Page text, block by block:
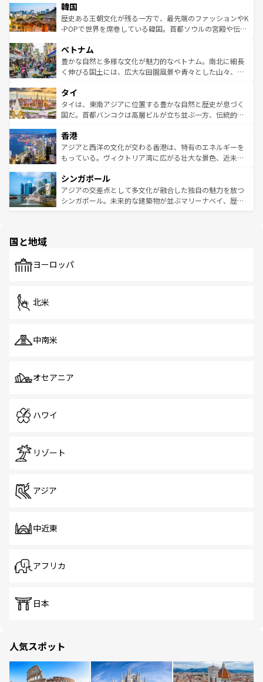
ワイを、存分に味わってほしい。 なお、新着のハワイ情報
はコンテンツ一覧を参照してほしい。
いる。アクティビティも充実しており、サーフィンやダイ
ビング、ハイキングなど、アウトドア好きにはたまらな
い。オーストラリアの多彩な魅力を存分に味わいつくそ
参照してほしい。
ン）、静ひつな山岳地帯である台湾東部など、都市の喧騒
と山間の静けさが共存しており、訪れる人に新しい発見と
驚きをもたらしてくれる。また、奥深い台湾の食文化も魅
容にもいいと評判のスイーツなど、バラエティ豊かな料理
が味わえる。 なお、新着の台湾情報は コンテンツ一覧を参
照してほしい。
韓国
歴史ある王朝文化が残る一方で、最先端のファッションやK
-POPで世界を席巻している韓国。首都ソウルの宮殿や伝統
き、地方に足を延ばせば四季折々の自然美を楽しむことが
できる。そして、キムチや焼肉、絶品のストリートフード
まで、さまざまな韓国料理が待っている。夜には、韓国な
リティに包まれながら、韓国の多彩な魅力を心ゆくまで味
わってみてほしい。 なお、新着の韓国情報はコンテンツ一
覧を参照してほしい。
ベトナム
豊かな自然と多様な文化が魅力的なベトナム。南北に細長
く伸びる国土には、広大な田園風景や青々とした山々、世
急速な発展と共に伝統が息づく。ハノイの古い町並みやホ
ーチミン市のフランス統治時代の建物も、独特の雰囲気を
醸し出している。また、バラエティの豊かさとおいしさで
とつ。フォーやバインミー、ベトナムコーヒーなどは、ぜ
ひ現地で味わいたい。どの地域を訪れてもあたたかい人々
が旅行者を迎えてくれるので、きっと忘れられない旅にな
参照してほしい。
タイ
タイは、東南アジアに位置する豊かな自然と歴史が息づく
国だ。首都バンコクは高層ビルが立ち並ぶ一方、伝統的な
の活気が交差している。北部ではチェンマイなどの山岳地
帯で自然と触れ合い、南部ではプーケットやクラビの美し
いビーチでリゾート気分を楽しむことができる。タイ料理
激する。気候は一年中温暖で、どの季節にも異なる楽しみ
が待っている。親しみやすいタイの人々、仏教を中心とし
た文化、そして多様な観光資源が、訪れる旅人を魅了し続
香港
アジアと西洋の文化が交わる香港は、特有のエネルギーを
もっている。ヴィクトリア湾に広がる壮大な景色、近未来
み、どこを訪れても感動するはず。観光スポットが密集し
ており、効率よく見どころを回れるのも魅力。息をのむよ
うな絶景から文化的な体験まで、香港を存分に楽しみ尽く
シンガポール
アジアの交差点として多文化が融合した独自の魅力を放つ
シンガポール。未来的な建築物が並ぶマリーナベイ、歴史
で、ホーカーズは地元の風情を楽しめる外せないスポット
国と地域
ヨーロッパ
北米
中南米
オセアニア
ハワイ
リゾート
アジア
中近東
アフリカ
日本
人気スポット